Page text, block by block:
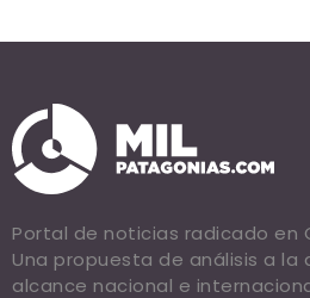
Portal de noticias radicado en
Una propuesta de análisis a la
alcance nacional e